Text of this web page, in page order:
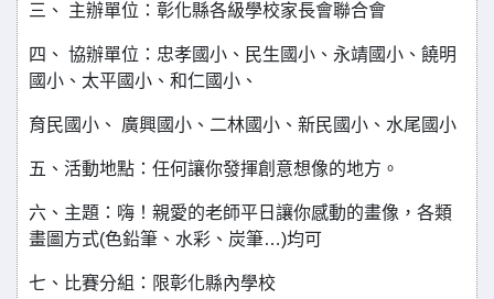
三、 主辦單位：彰化縣各級學校家長會聯合會
四、 協辦單位：忠孝國小、民生國小、永靖國小、饒明
國小、太平國小、和仁國小、
育民國小、 廣興國小、二林國小、新民國小、水尾國小
五、活動地點：任何讓你發揮創意想像的地方。
六、主題：嗨！親愛的老師平日讓你感動的畫像，各類
畫圖方式(色鉛筆、水彩、炭筆…)均可
七、比賽分組：限彰化縣內學校